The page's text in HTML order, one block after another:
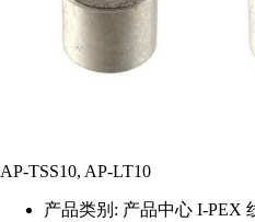
AP-TSS10, AP-LT10
产品类别: 产品中心 I-PEX